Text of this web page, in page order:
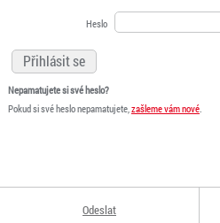
Heslo
Nepamatujete si své heslo?
Pokud si své heslo nepamatujete,zašleme vám nové.
Odeslat